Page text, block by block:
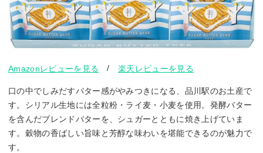
Amazonレビューを見る /楽天レビューを見る
口の中でしみだすバター感がやみつきになる、品川駅のお土産で
す。シリアル生地には全粒粉・ライ麦・小麦を使用。発酵バター
を含んだブレンドバターを、シュガーとともに焼き上げていま
す。穀物の香ばしい旨味と芳醇な味わいを堪能できるのが魅力で
す。